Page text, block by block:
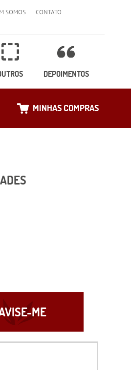
SOMOS
CONTATO
DEPOIMENTOS
MINHAS COMPRAS
ME